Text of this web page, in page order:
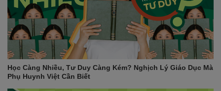
Học Càng Nhiều, Tư Duy Càng Kém? Nghịch Lý Giáo Dục Mà
Phụ Huynh Việt Cần Biết